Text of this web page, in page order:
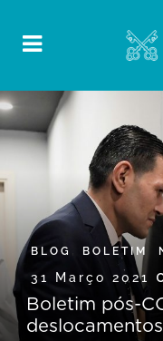
BLOG BOLETIM
31 Março 2021
Boletim pós-